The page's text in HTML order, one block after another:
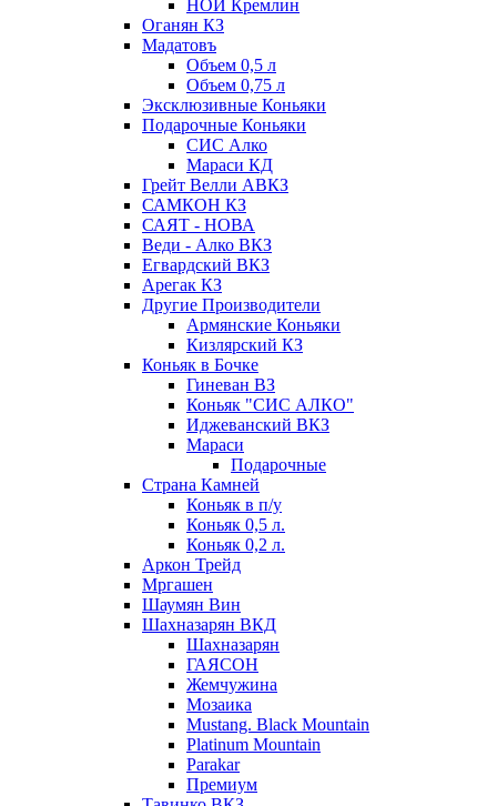
НОЙ Кремлин
Оганян КЗ
Мадатовъ
Объем 0,5 л
Объем 0,75 л
Эксклюзивные Коньяки
Подарочные Коньяки
СИС Алко
Мараси КД
Грейт Велли АВКЗ
САМКОН КЗ
САЯТ - НОВА
Веди - Алко ВКЗ
Егвардский ВКЗ
Арегак КЗ
Другие Производители
Армянские Коньяки
Кизлярский КЗ
Коньяк в Бочке
Гиневан ВЗ
Коньяк "СИС АЛКО"
Иджеванский ВКЗ
Мараси
Подарочные
Страна Камней
Коньяк в п/у
Коньяк 0,5 л.
Коньяк 0,2 л.
Аркон Трейд
Мргашен
Шаумян Вин
Шахназарян ВКД
Шахназарян
ГАЯСОН
Жемчужина
Мозаика
Mustang. Black Mountain
Platinum Mountain
Parakar
Премиум